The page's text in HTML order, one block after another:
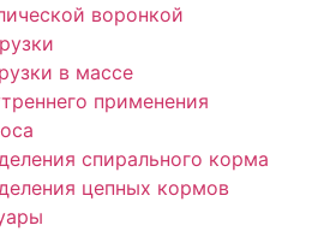
воронкой
в массе
применения
спирального корма
цепных кормов